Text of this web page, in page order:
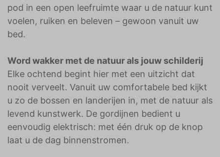
pod in een open leefruimte waar u de natuur kunt
voelen, ruiken en beleven – gewoon vanuit uw
bed.
Word wakker met de natuur als jouw schilderij
Elke ochtend begint hier met een uitzicht dat
nooit verveelt. Vanuit uw comfortabele bed kijkt
u zo de bossen en landerijen in, met de natuur als
levend kunstwerk. De gordijnen bedient u
eenvoudig elektrisch: met één druk op de knop
laat u de dag binnenstromen.